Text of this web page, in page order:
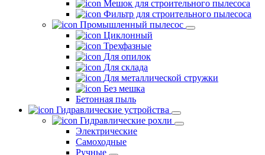
Мешок для строительного пылесоса
Фильтр для строительного пылесоса
Промышленный пылесос
Циклонный
Трехфазные
Для опилок
Для склада
Для металлической стружки
Без мешка
Бетонная пыль
Гидравлические устройства
Гидравлические рохли
Электрические
Самоходные
Ручные